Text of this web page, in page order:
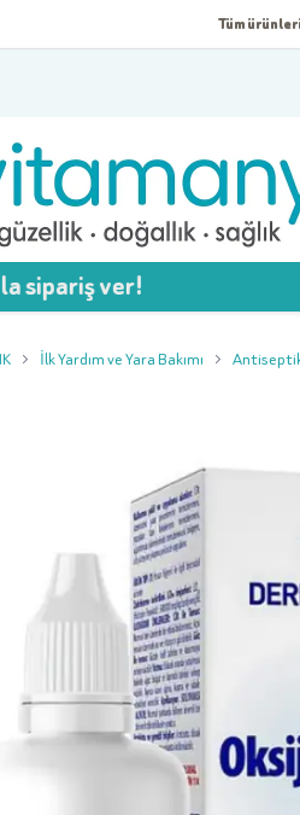
Tüm
ver!
İlk Yardım ve Yara Bakımı